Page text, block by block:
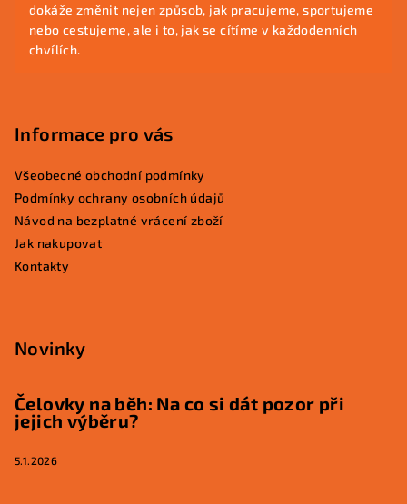
dokáže změnit nejen způsob, jak pracujeme, sportujeme
nebo cestujeme, ale i to, jak se cítíme v každodenních
chvílích.
Informace pro vás
Všeobecné obchodní podmínky
Podmínky ochrany osobních údajů
Návod na bezplatné vrácení zboží
Jak nakupovat
Kontakty
Novinky
Čelovky na běh: Na co si dát pozor při
jejich výběru?
5.1.2026